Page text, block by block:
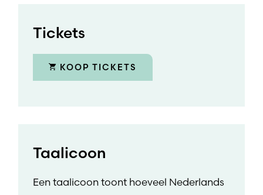
Tickets
KOOP TICKETS
Taalicoon
Een taalicoon toont hoeveel Nederlands